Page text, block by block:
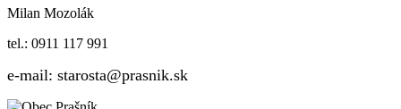
Milan Mozolák
tel.: 0911 117 991
e-mail: starosta@prasnik.sk